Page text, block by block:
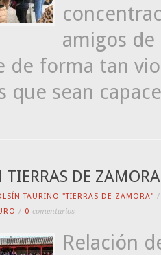
amigos
de forma tan
que sean
DE
TAURINO "TIERRAS DE ZAMORA"
/ 0 comentarios
Relación